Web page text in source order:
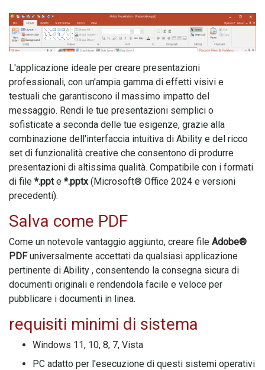
L'applicazione ideale per creare presentazioni
professionali, con un'ampia gamma di effetti visivi e
testuali che garantiscono il massimo impatto del
messaggio. Rendi le tue presentazioni semplici o
sofisticate a seconda delle tue esigenze, grazie alla
combinazione dell'interfaccia intuitiva di Ability e del ricco
set di funzionalità creative che consentono di produrre
presentazioni di altissima qualità. Compatibile con i formati
di file *.ppte *.pptx(Microsoft® Office 2024 e versioni
precedenti).
Salva come PDF
Come un notevole vantaggio aggiunto, creare file Adobe®
PDFuniversalmente accettati da qualsiasi applicazione
pertinente di Ability , consentendo la consegna sicura di
documenti originali e rendendola facile e veloce per
pubblicare i documenti in linea.
requisiti minimi di sistema
Windows 11, 10, 8, 7, Vista
PC adatto per l'esecuzione di questi sistemi operativi